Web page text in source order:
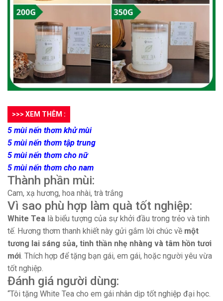
>>> XEM THÊM :
5 mùi nến thơm khử mùi
5 mùi nến thơm tập trung
5 mùi nến thơm cho nữ
5 mùi nến thơm cho nam
Thành phần mùi:
Cam, xạ hương, hoa nhài, trà trắng
Vì sao phù hợp làm quà tốt nghiệp:
White Tea là biểu tượng của sự khởi đầu trong trẻo và tinh
tế. Hương thơm thanh khiết này gửi gắm lời chúc về một
tương lai sáng sủa, tinh thần nhẹ nhàng và tâm hồn tươi
mới. Thích hợp để tặng bạn gái, em gái, hoặc người yêu vừa
tốt nghiệp.
Đánh giá người dùng:
“Tôi tặng White Tea cho em gái nhân dịp tốt nghiệp đại học.